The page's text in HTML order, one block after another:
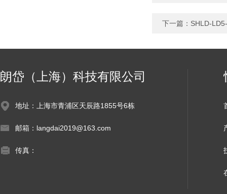
下一篇： SHLD-
朗岱（上海）科技有限公司
地址：上海市青浦区天辰路1855号6栋
邮箱：langdai2019@163.com
传真：